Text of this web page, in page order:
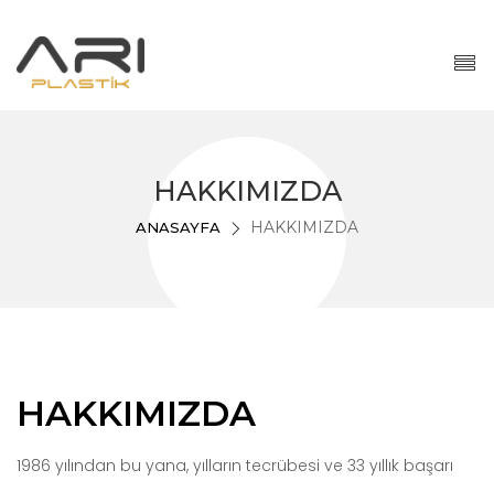
HAKKIMIZDA
ANASAYFA HAKKIMIZDA
HAKKIMIZDA
1986 yılından bu yana, yılların tecrübesi ve 33 yıllık başarı